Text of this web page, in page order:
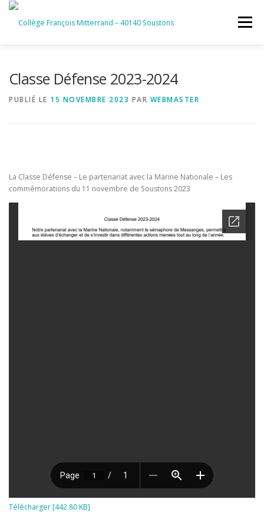
Aller
contenu
Menu
Classe Défense 2023-2024
PUBLIÉ LE 15 NOVEMBRE 2023 PAR WEBMASTER
La Classe Défense – Le partenariat avec la Marine Nationale – Les
commémorations du 11 novembre de Soustons 2023
Télécharger [442.80 KB]